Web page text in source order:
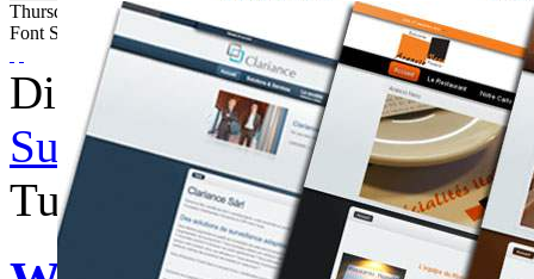
Thursday August 2026
Font Size
Displaying items by tag:
Subscribe to this RSS feed
Tuesday, 03 April 2012